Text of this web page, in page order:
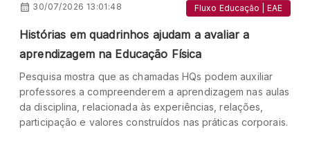
30/07/2026 13:01:48 Fluxo Educação | EAE
Histórias em quadrinhos ajudam a avaliar a
aprendizagem na Educação Física
Pesquisa mostra que as chamadas HQs podem auxiliar
professores a compreenderem a aprendizagem nas aulas
da disciplina, relacionada às experiências, relações,
participação e valores construídos nas práticas corporais.